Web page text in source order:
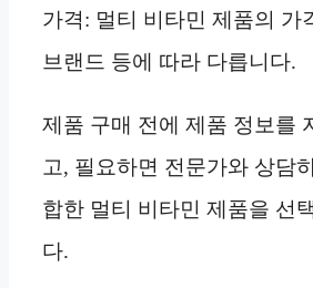
가격: 멀티 비타민 제품의 가
브랜드 등에 따라 다릅니다.
제품 구매 전에 제품 정보를
고, 필요하면 전문가와 상담
합한 멀티 비타민 제품을 선
다.